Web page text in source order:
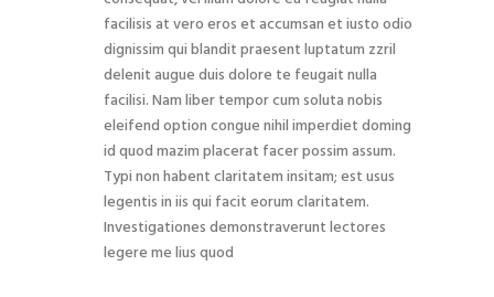
facilisis at vero eros et accumsan et iusto odio
dignissim qui blandit praesent luptatum zzril
delenit augue duis dolore te feugait nulla
facilisi. Nam liber tempor cum soluta nobis
eleifend option congue nihil imperdiet doming
id quod mazim placerat facer possim assum.
Typi non habent claritatem insitam; est usus
legentis in iis qui facit eorum claritatem.
Investigationes demonstraverunt lectores
legere me lius quod